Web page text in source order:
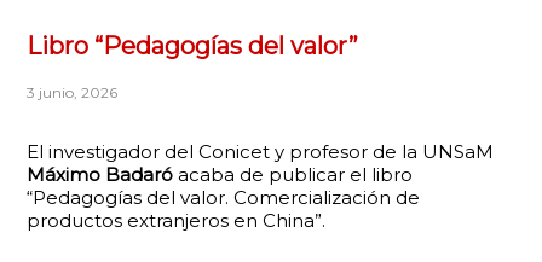
Libro “Pedagogías del valor”
3 junio, 2026
El investigador del Conicet y profesor de la UNSaM
Máximo Badaró acaba de publicar el libro
“Pedagogías del valor. Comercialización de
productos extranjeros en China”.